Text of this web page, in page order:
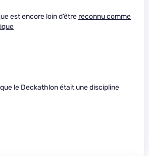
est encore loin d’être reconnu comme
le Deckathlon était une discipline